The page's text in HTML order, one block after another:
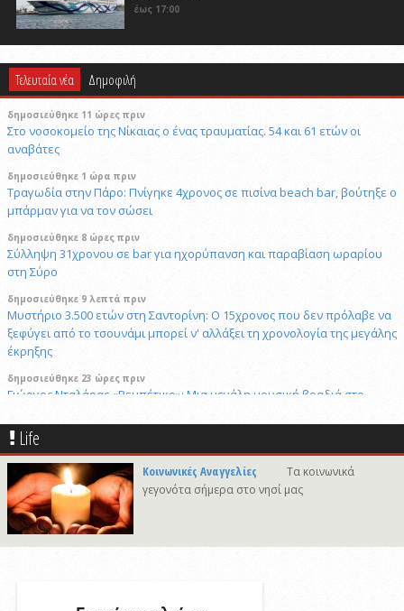
έως 17:00
Τελευταία νέα Δημοφιλή
δημοσιεύθηκε 11 ώρες πριν
Στο νοσοκομείο της Νίκαιας ο ένας τραυματίας. 54 και 61 ετών οι
αναβάτες
δημοσιεύθηκε 1 ώρα πριν
Τραγωδία στην Πάρο: Πνίγηκε 4χρονος σε πισίνα beach bar, βούτηξε ο
μπάρμαν για να τον σώσει
δημοσιεύθηκε 8 ώρες πριν
Σύλληψη 31χρονου σε bar για ηχορύπανση και παραβίαση ωραρίου
στη Σύρο
δημοσιεύθηκε 9 λεπτά πριν
Μυστήριο 3.500 ετών στη Σαντορίνη: Ο 15χρονος που δεν πρόλαβε να
ξεφύγει από το τσουνάμι μπορεί ν' αλλάξει τη χρονολογία της μεγάλης
έκρηξης
δημοσιεύθηκε 23 ώρες πριν
Γιώργος Νταλάρας «Ρεμπέτικο»: Μια μεγάλη μουσική βραδιά στο
7/8/2026 09:50
Προσωρινές διακοπές υδροδότησης σε περιοχές της Σύρου
δημοσιεύθηκε 11 ώρες πριν
Το «σκουλήκι του διαβόλου» που ζει 1,3 χιλιόμετρα κάτω από τη Γη και
αλλάζει όσα γνωρίζαμε για τη ζωή: «Οι άνθρωποι δεν κυβερνάμε τον
κόσμο»
Life
Κοινωνικές Αναγγελίες
Τα κοινωνικά
γεγονότα σήμερα στο νησί μας